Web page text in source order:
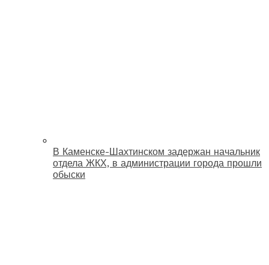
В Каменске-Шахтинском задержан начальник
отдела ЖКХ, в администрации города прошли
обыски